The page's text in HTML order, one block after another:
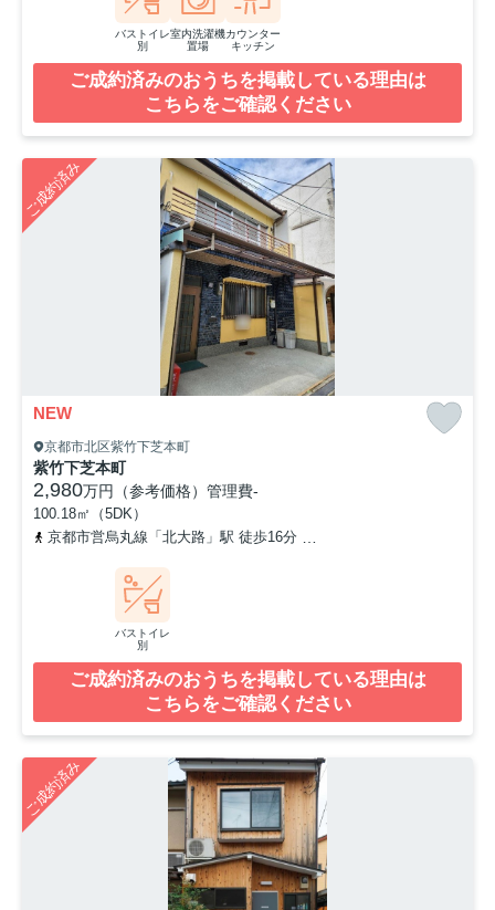
バストイレ
別
室内洗濯機
置場
カウンター
キッチン
ご成約済みのおうちを掲載している理由は
こちらをご確認ください
ご成約済み
NEW
京都市北区紫竹下芝本町
紫竹下芝本町
2,980万円（参考価格） 管理費-
100.18㎡（5DK）
京都市営烏丸線「北大路」駅 徒歩16分
バストイレ
別
ご成約済みのおうちを掲載している理由は
こちらをご確認ください
ご成約済み